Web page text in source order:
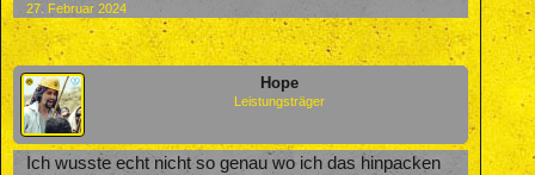
27. Februar 2024
Hope
Leistungsträger
Ich wusste echt nicht so genau wo ich das hinpacken